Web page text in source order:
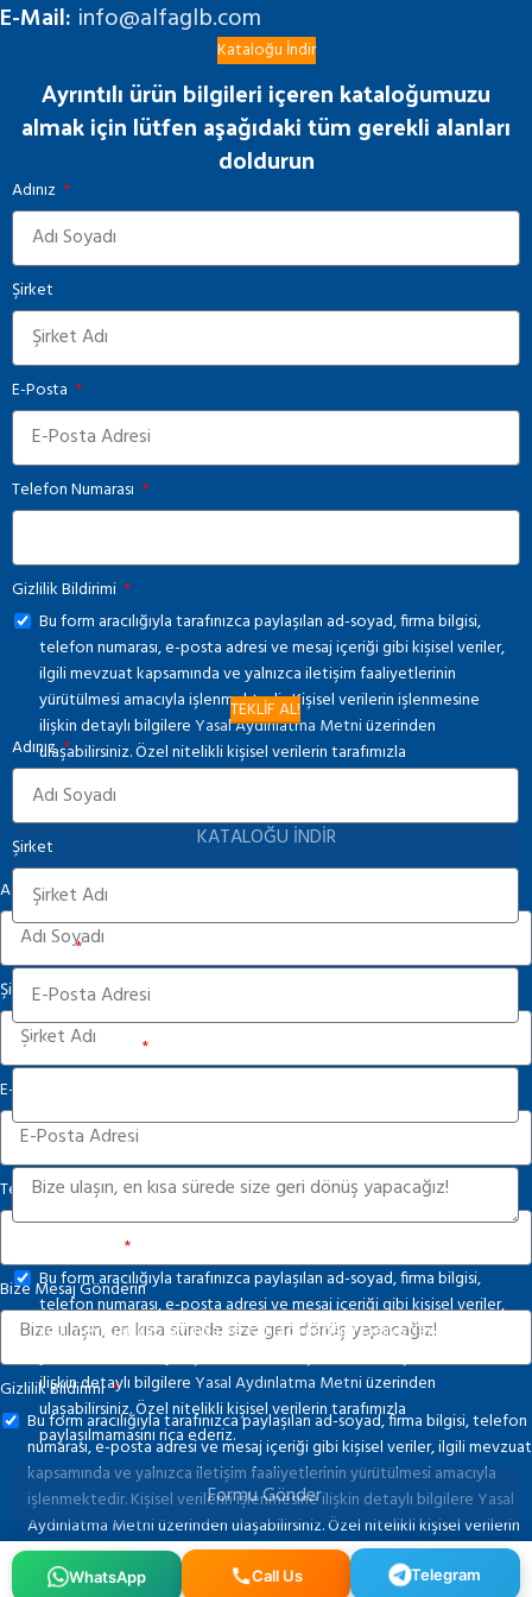
E-Mail: info@alfaglb.com
Kataloğu İndir
Ayrıntılı ürün bilgileri içeren kataloğumuzu
almak için lütfen aşağıdaki tüm gerekli alanları
doldurun
Adınız
Şirket
E-Posta
Telefon Numarası
Gizlilik Bildirimi
Bu form aracılığıyla tarafınızca paylaşılan ad-soyad, firma bilgisi,
telefon numarası, e-posta adresi ve mesaj içeriği gibi kişisel veriler,
ilgili mevzuat kapsamında ve yalnızca iletişim faaliyetlerinin
yürütülmesi amacıyla işlenmektedir. Kişisel verilerin işlenmesine
ilişkin detaylı bilgilereYasal Aydınlatma Metniüzerinden
ulaşabilirsiniz. Özel nitelikli kişisel verilerin tarafımızla
paylaşılmamasını rica ederiz.
KATALOĞU İNDİR
Adınız
Şirket
E-Posta
Telefon Numarası
Bize Mesaj Gönderin
Gizlilik Bildirimi
Bu form aracılığıyla tarafınızca paylaşılan ad-soyad, firma bilgisi, telefon
numarası, e-posta adresi ve mesaj içeriği gibi kişisel veriler, ilgili mevzuat
kapsamında ve yalnızca iletişim faaliyetlerinin yürütülmesi amacıyla
işlenmektedir. Kişisel verilerin işlenmesine ilişkin detaylı bilgilere Yasal
Aydınlatma Metniüzerinden ulaşabilirsiniz. Özel nitelikli kişisel verilerin
tarafımızla paylaşılmamasını rica ederiz.
WhatsApp Call Us Telegram
TEKLİF AL!
Adınız
Şirket
E-Posta
Telefon Numarası
Bize Mesaj Gönderin
Bu form aracılığıyla tarafınızca paylaşılan ad-soyad, firma bilgisi,
telefon numarası, e-posta adresi ve mesaj içeriği gibi kişisel veriler,
ilgili mevzuat kapsamında ve yalnızca iletişim faaliyetlerinin
yürütülmesi amacıyla işlenmektedir. Kişisel verilerin işlenmesine
ilişkin detaylı bilgilereYasal Aydınlatma Metniüzerinden
ulaşabilirsiniz. Özel nitelikli kişisel verilerin tarafımızla
paylaşılmamasını rica ederiz.
Formu Gönder